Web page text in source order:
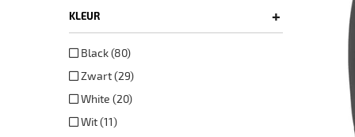
KLEUR +
Black (80)
Zwart (29)
White (20)
Wit (11)